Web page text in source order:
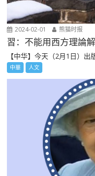
2024-02-01 熊猫时报
習：不能用西方理論
【中华】今天（2月1日）出
中華 人文